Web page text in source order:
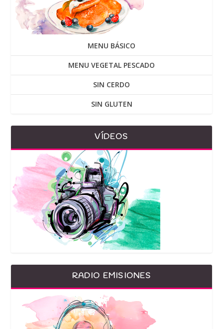
MENU BÁSICO
MENU VEGETAL PESCADO
SIN CERDO
SIN GLUTEN
VÍDEOS
RADIO EMISIONES